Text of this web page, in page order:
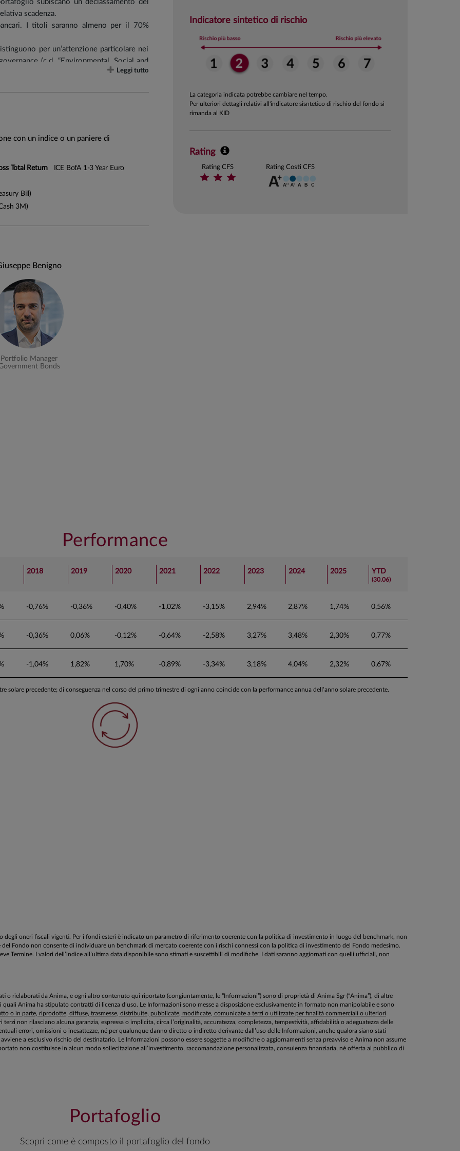
Indicatore sintetico di rischio
La categoria indicata potrebbe cambiare nel tempo.
Per ulteriori dettagli relativi all'indicatore sisntetico di rischio del fondo si
rimanda al KID
Rating
Rating CFS Rating Costi CFS
subiscano un declassamento del
scadenza.
I titoli saranno almeno per il 70%
per un’attenzione particolare nei
(c.d. “Environmental, Social and
si qualifica come prodotto ex art. 8 del
della gestione di casinò e case da
i cui ricavi riconducibili all’utilizzo, alla
superino una quota massima del 30%.
di selezione dei titoli in portafoglio
approccio prevede:
volta ad individuare ed anticipare i
Leggi tutto
con un indice o un paniere di
Total Return
ICE BofA 1-3 Year Euro
Bill)
3M)
Benigno
Portfolio Manager
Bonds
Performance
2018 2019 2020 2021 2022 2023 2024 2025 YTD
(30.06)
-0,76% -0,36% -0,40% -1,02% -3,15% 2,94% 2,87% 1,74% 0,56%
-0,36% 0,06% -0,12% -0,64% -2,58% 3,27% 3,48% 2,30% 0,77%
-1,04% 1,82% 1,70% -0,89% -3,34% 3,18% 4,04% 2,32% 0,67%
solare precedente; di conseguenza nel corso del primo trimestre di ogni anno coincide con la performance annua dell’anno solare precedente.
oneri fiscali vigenti. Per i fondi esteri è indicato un parametro di riferimento coerente con la politica di investimento in luogo del benchmark, non
Fondo non consente di individuare un benchmark di mercato coerente con i rischi connessi con la politica di investimento del Fondo medesimo.
Termine. I valori dell’indice all’ultima data disponibile sono stimati e suscettibili di modifiche. I dati saranno aggiornati con quelli ufficiali, non
o rielaborati da Anima, e ogni altro contenuto qui riportato (congiuntamente, le “Informazioni”) sono di proprietà di Anima Sgr (“Anima”), di altre
Anima ha stipulato contratti di licenza d’uso. Le Informazioni sono messe a disposizione esclusivamente in formato non manipolabile e sono
o in parte, riprodotte, diffuse, trasmesse, distribuite, pubblicate, modificate, comunicate a terzi o utilizzate per finalità commerciali o ulteriori
non rilasciano alcuna garanzia, espressa o implicita, circa l’originalità, accuratezza, completezza, tempestività, affidabilità o adeguatezza delle
errori, omissioni o inesattezze, né per qualunque danno diretto o indiretto derivante dall’uso delle Informazioni, anche qualora siano stati
a esclusivo rischio del destinatario. Le Informazioni possono essere soggette a modifiche o aggiornamenti senza preavviso e Anima non assume
non costituisce in alcun modo sollecitazione all’investimento, raccomandazione personalizzata, consulenza finanziaria, né offerta al pubblico di
Portafoglio
Scopri come è composto il portafoglio del fondo